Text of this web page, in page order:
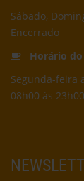
Sábado,
Encerrado
Horário do
Segunda-feira
08h00 às 23h00